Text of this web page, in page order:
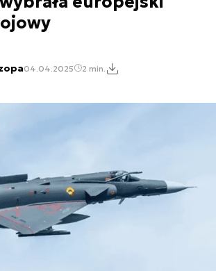
04.04.2025 2 min.